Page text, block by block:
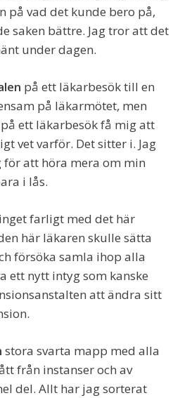
på vad det kunde bero på,
saken bättre. Jag tror att det
under dagen.
på ett läkarbesök till en
på läkarmötet, men
ett läkarbesök få mig att
vet varför. Det sitter i. Jag
att höra mera om min
i lås.
inget farligt med det här
här läkaren skulle sätta
försöka samla ihop alla
ett nytt intyg som kanske
att ändra sitt
stora svarta mapp med alla
från instanser och av
del. Allt har jag sorterat